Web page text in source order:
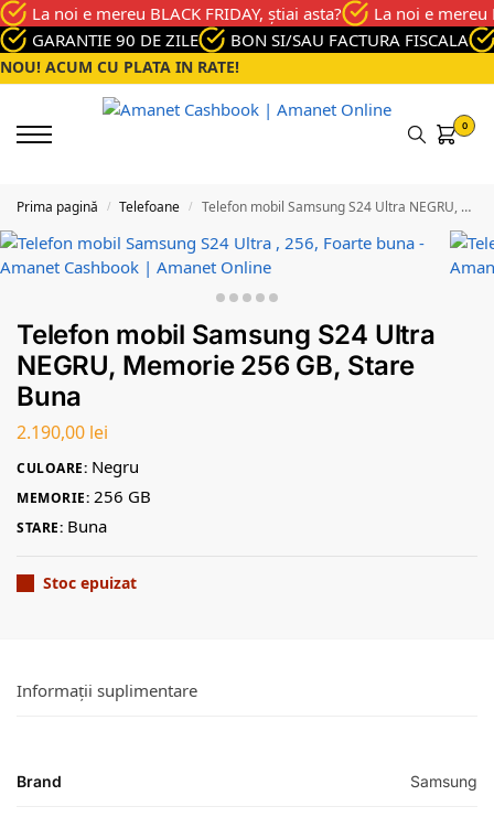
La noi e mereu BLACK FRIDAY, știai asta?
La noi e mereu
GARANTIE 90 DE ZILE
BON SI/SAU FACTURA FISCALA
NOU! ACUM CU PLATA IN RATE!
0
Prima pagină / Telefoane / Telefon mobil Samsung S24 Ultra NEGRU, Memorie 256 GB, Stare Buna
Telefon mobil Samsung S24 Ultra
NEGRU, Memorie 256 GB, Stare
Buna
2.190,00 lei
CULOARE: Negru
MEMORIE: 256 GB
STARE: Buna
Stoc epuizat
Informații suplimentare
Brand Samsung